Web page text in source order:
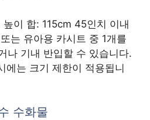
높이 합: 115cm 45인치 이내
는 유아용 카시트 중 1개를
나 기내 반입할 수 있습니다.
에는 크기 제한이 적용됩니
수화물